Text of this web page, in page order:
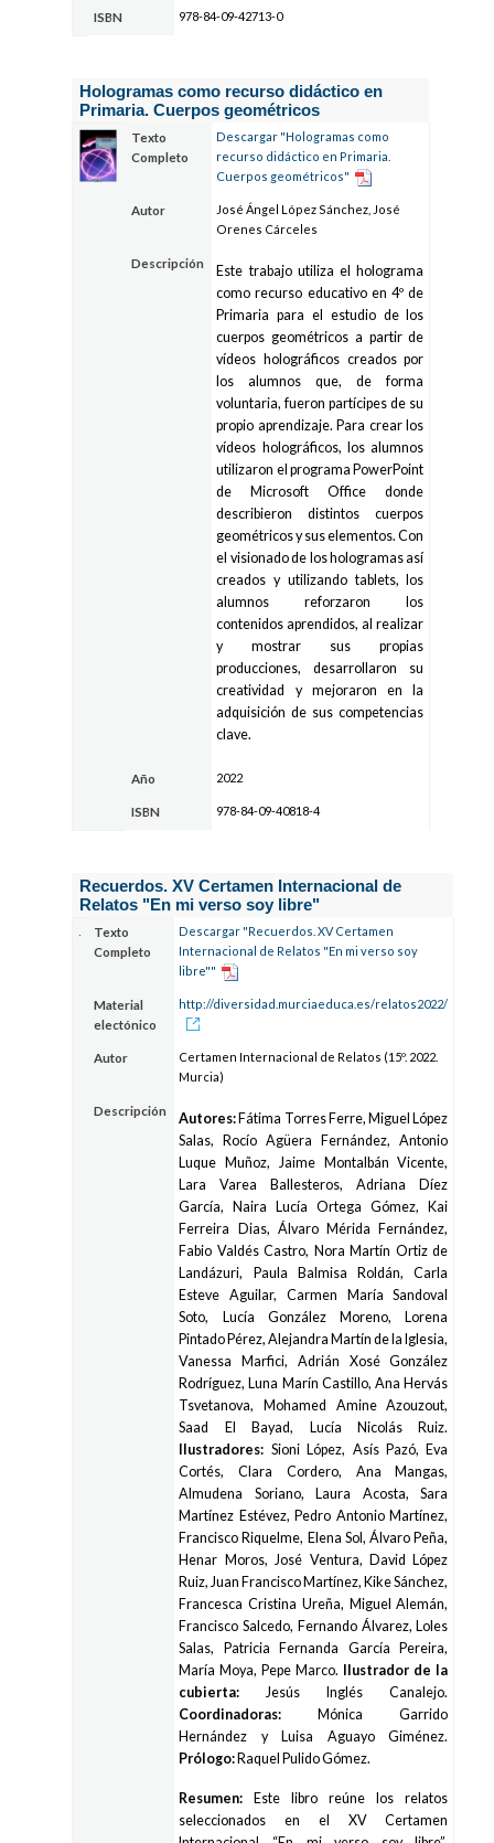
ISBN 978-84-09-42713-0
Hologramas como recurso didáctico en
Primaria. Cuerpos geométricos
Texto
Completo
Descargar "Hologramas como
recurso didáctico en Primaria.
Cuerpos geométricos"
Autor
José Ángel López Sánchez, José
Orenes Cárceles
Descripción
Este trabajo utiliza el holograma
como recurso educativo en 4º de
Primaria para el estudio de los
cuerpos geométricos a partir de
vídeos holográficos creados por
los alumnos que, de forma
voluntaria, fueron partícipes de su
propio aprendizaje. Para crear los
vídeos holográficos, los alumnos
utilizaron el programa PowerPoint
de Microsoft Office donde
describieron distintos cuerpos
geométricos y sus elementos. Con
el visionado de los hologramas así
creados y utilizando tablets, los
alumnos reforzaron los
contenidos aprendidos, al realizar
y mostrar sus propias
producciones, desarrollaron su
creatividad y mejoraron en la
adquisición de sus competencias
clave.
Año 2022
ISBN 978-84-09-40818-4
Recuerdos. XV Certamen Internacional de
Relatos "En mi verso soy libre"
Texto
Completo
Descargar "Recuerdos. XV Certamen
Internacional de Relatos "En mi verso soy
libre""
Material
electónico
http://diversidad.murciaeduca.es/relatos2022/
Autor
Certamen Internacional de Relatos (15º. 2022.
Murcia)
Descripción
Autores: Fátima Torres Ferre, Miguel López
Salas, Rocío Agüera Fernández, Antonio
Luque Muñoz, Jaime Montalbán Vicente,
Lara Varea Ballesteros, Adriana Díez
García, Naira Lucía Ortega Gómez, Kai
Ferreira Dias, Álvaro Mérida Fernández,
Fabio Valdés Castro, Nora Martín Ortiz de
Landázuri, Paula Balmisa Roldán, Carla
Esteve Aguilar, Carmen María Sandoval
Soto, Lucía González Moreno, Lorena
Pintado Pérez, Alejandra Martín de la Iglesia,
Vanessa Marfici, Adrián Xosé González
Rodríguez, Luna Marín Castillo, Ana Hervás
Tsvetanova, Mohamed Amine Azouzout,
Saad El Bayad, Lucía Nicolás Ruiz.
Ilustradores: Sioni López, Asís Pazó, Eva
Cortés, Clara Cordero, Ana Mangas,
Almudena Soriano, Laura Acosta, Sara
Martínez Estévez, Pedro Antonio Martínez,
Francisco Riquelme, Elena Sol, Álvaro Peña,
Henar Moros, José Ventura, David López
Ruiz, Juan Francisco Martínez, Kike Sánchez,
Francesca Cristina Ureña, Miguel Alemán,
Francisco Salcedo, Fernando Álvarez, Loles
Salas, Patricia Fernanda García Pereira,
María Moya, Pepe Marco.
Ilustrador de la
cubierta: Jesús Inglés Canalejo.
Coordinadoras: Mónica Garrido
Hernández y Luisa Aguayo Giménez.
Prólogo: Raquel Pulido Gómez.
Resumen: Este libro reúne los relatos
seleccionados en el XV Certamen